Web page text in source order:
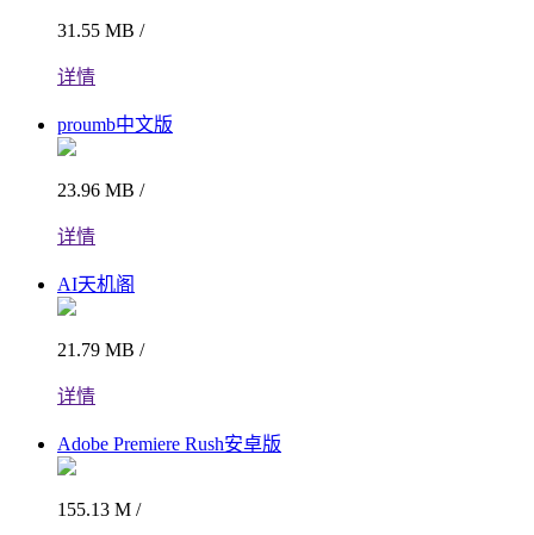
31.55 MB /
详情
proumb中文版
23.96 MB /
详情
AI天机阁
21.79 MB /
详情
Adobe Premiere Rush安卓版
155.13 M /